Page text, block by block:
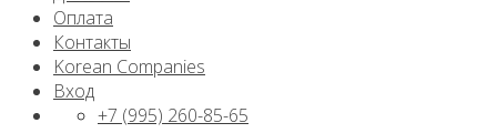
Оплата
Контакты
Korean Companies
Вход
+7 (995) 260-85-65